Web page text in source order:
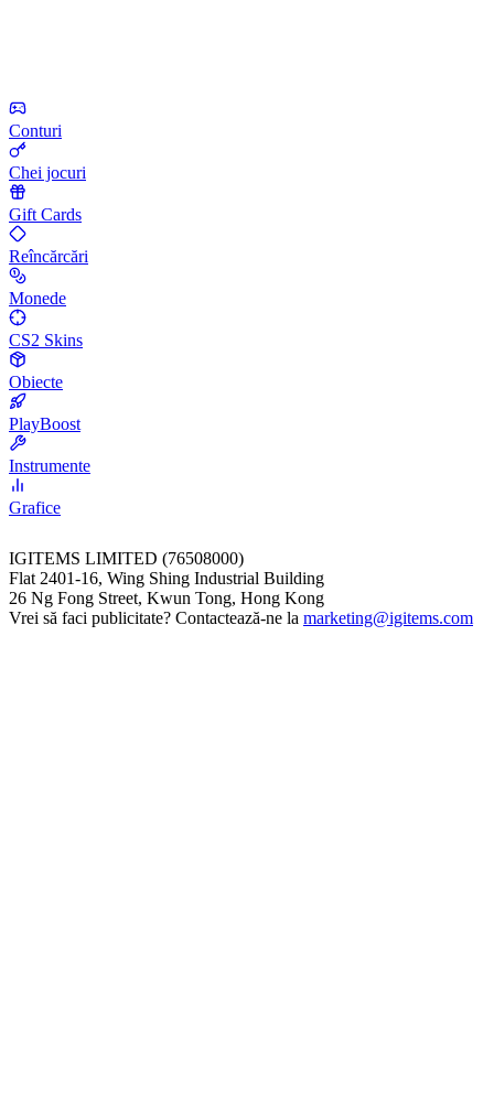
Conturi
Chei jocuri
Gift Cards
Reîncărcări
Monede
CS2 Skins
Obiecte
PlayBoost
Instrumente
Grafice
IGITEMS LIMITED (76508000)
Flat 2401-16, Wing Shing Industrial Building
26 Ng Fong Street, Kwun Tong, Hong Kong
Vrei să faci publicitate? Contactează-ne la marketing@igitems.com